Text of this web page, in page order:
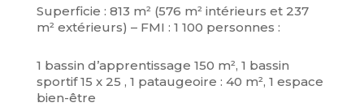
Superficie : 813 m² (576 m² intérieurs et 237
m² extérieurs) – FMI : 1 100 personnes :
1 bassin d’apprentissage 150 m², 1 bassin
sportif 15 x 25 , 1 pataugeoire : 40 m², 1 espace
bien-être